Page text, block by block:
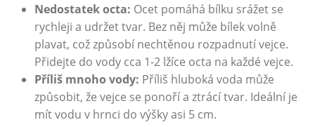
Nedostatek octa: Ocet pomáhá bílku srážet se
rychleji a udržet tvar. Bez něj může bílek volně
plavat, což způsobí nechtěnou rozpadnutí vejce.
Přidejte do vody cca 1-2 lžíce octa na každé vejce.
Příliš mnoho vody: Příliš hluboká voda může
způsobit, že vejce se ponoří a ztrácí tvar. Ideální je
mít vodu v hrnci do výšky asi 5 cm.